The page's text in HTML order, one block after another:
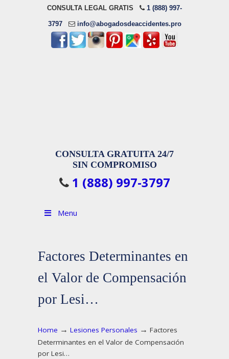
CONSULTA LEGAL GRATIS 1 (888) 997-
3797 info@abogadosdeaccidentes.pro
CONSULTA GRATUITA 24/7
SIN COMPROMISO
1 (888) 997-3797
Menu
Factores Determinantes en
el Valor de Compensación
por Lesi…
Home → Lesiones Personales → Factores
Determinantes en el Valor de Compensación
por Lesi…